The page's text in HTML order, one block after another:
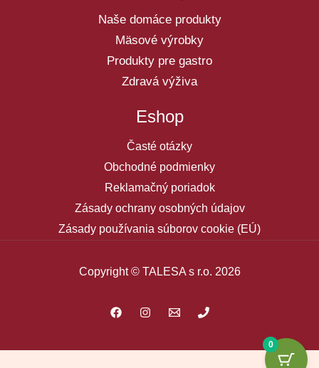
Naše domáce produkty
Mäsové výrobky
Produkty pre gastro
Zdravá výživa
Eshop
Časté otázky
Obchodné podmienky
Reklamačný poriadok
Zásady ochrany osobných údajov
Zásady používania súborov cookie (EÚ)
Copyright © TALESA s r.o. 2026
0